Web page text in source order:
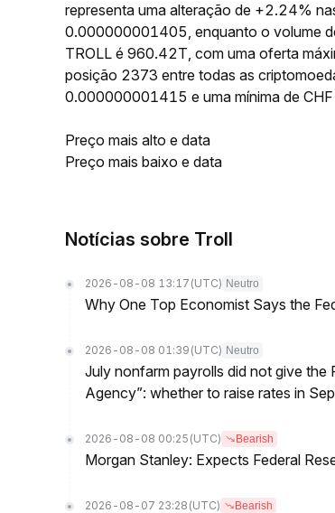
representa uma alteração de +2.24%
0.000000001405, enquanto o volume
TROLL é 960.42T, com uma oferta
posição 2373 entre todas as
0.000000001415 e uma mínima de
Preço mais alto e data
Preço mais baixo e data
Notícias sobre Troll
2026-08-08 13:17 (UTC) Neutro
Why One Top Economist Says the
2026-08-08 01:39 (UTC) Neutro
July nonfarm payrolls did not give the
Agency”: whether to raise rates in
2026-08-08 00:25 (UTC) Bearish
Morgan Stanley: Expects Federal
2026-08-07 23:28 (UTC) Bearish